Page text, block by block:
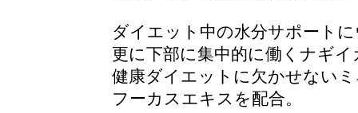
ダイエット中の水分サポート
更に下部に集中的に働くナギ
健康ダイエットに欠かせない
フーカスエキスを配合。